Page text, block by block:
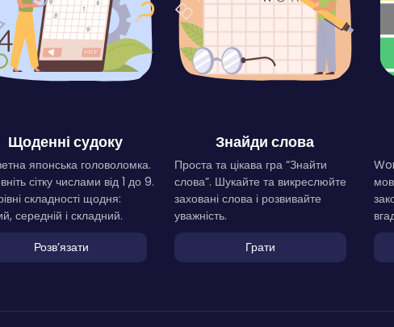
Щоденні судоку
японська головоломка.
сітку числами від 1 до 9.
складності щодня:
середній і складний.
Розвʼязати
Знайди слова
Проста та цікава гра “Знайти
слова”. Шукайте та викреслюйте
заховані слова і розвивайте
уважність.
Грати